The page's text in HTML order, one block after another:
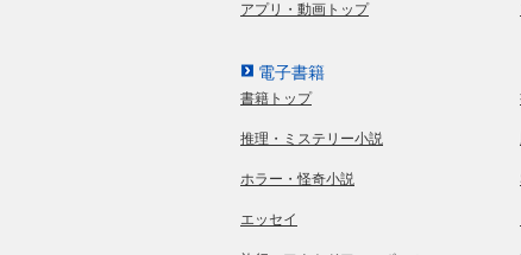
アプリ・動画トップ
電子書籍
書籍トップ
推理・ミステリー小説
ホラー・怪奇小説
エッセイ